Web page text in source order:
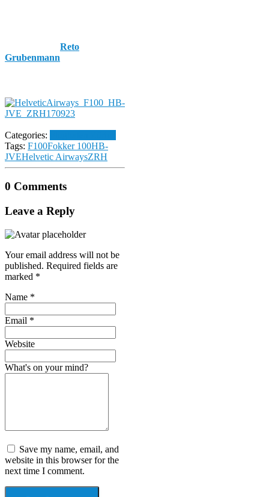
Reto
Grubenmann
Categories:
Tags: F100Fokker 100HB-
JVEHelvetic AirwaysZRH
0 Comments
Leave a Reply
Your email address will not be
published. Required fields are
marked *
Name *
Email *
Website
What's on your mind?
Save my name, email, and
website in this browser for the
next time I comment.